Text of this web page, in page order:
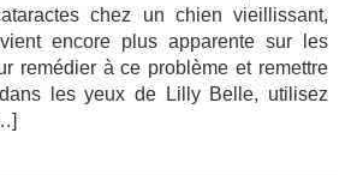
chez un chien vieillissant,
encore plus apparente sur les
remédier à ce problème et remettre
les yeux de Lilly Belle, utilisez